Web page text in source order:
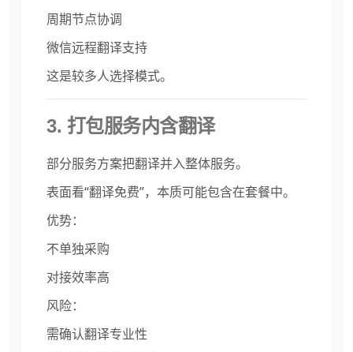
周期节点协调
微信远程翻译支持
这是较多人选择模式。
3. 打包服务内含翻译
部分服务方案把翻译并入整体服务。
表面看“翻译免费”，本质可能包含在套餐中。
优势：
不单独采购
对接效率高
风险：
需确认翻译专业性